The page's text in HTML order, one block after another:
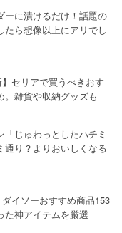
ーに漬けるだけ！話題の
たら想像以上にアリでし
】セリアで買うべきおす
。雑貨や収納グッズも
「じゅわっとしたハチミ
通り？よりおいしくなる
イソーおすすめ商品153
た神アイテムを厳選